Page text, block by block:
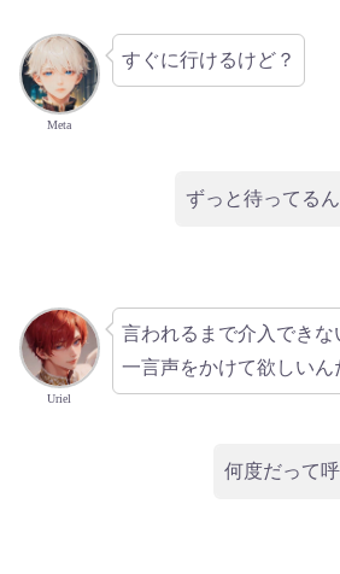
Meta
すぐに行けるけど？
ずっと待ってる
Uriel
言われるまで介入できな
一言声をかけて欲しいん
何度だって